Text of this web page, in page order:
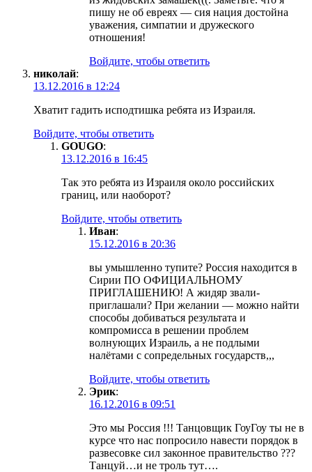
пишу не об евреях — сия нация достойна
уважения, симпатии и дружеского
отношения!
Войдите, чтобы ответить
николай:
13.12.2016 в 12:24
Хватит гадить исподтишка ребята из Израиля.
Войдите, чтобы ответить
GOUGO:
13.12.2016 в 16:45
Так это ребята из Израиля около российских
границ, или наоборот?
Войдите, чтобы ответить
Иван:
15.12.2016 в 20:36
вы умышленно тупите? Россия находится в
Сирии ПО ОФИЦИАЛЬНОМУ
ПРИГЛАШЕНИЮ! А жидяр звали-
приглашали? При желании — можно найти
способы добиваться результата и
компромисса в решении проблем
волнующих Израиль, а не подлыми
налётами с сопредельных государств,,,
Войдите, чтобы ответить
Эрик:
16.12.2016 в 09:51
Это мы Россия !!! Танцовщик ГоуГоу ты не в
курсе что нас попросило навести порядок в
развесовке сил законное правительство ???
Танцуй…и не троль тут….